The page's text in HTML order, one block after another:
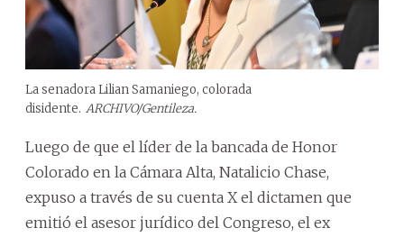
La senadora Lilian Samaniego, colorada
disidente. ARCHIVO/Gentileza.
Luego de que el líder de la bancada de Honor
Colorado en la Cámara Alta, Natalicio Chase,
expuso a través de su cuenta X el dictamen que
emitió el asesor jurídico del Congreso, el ex